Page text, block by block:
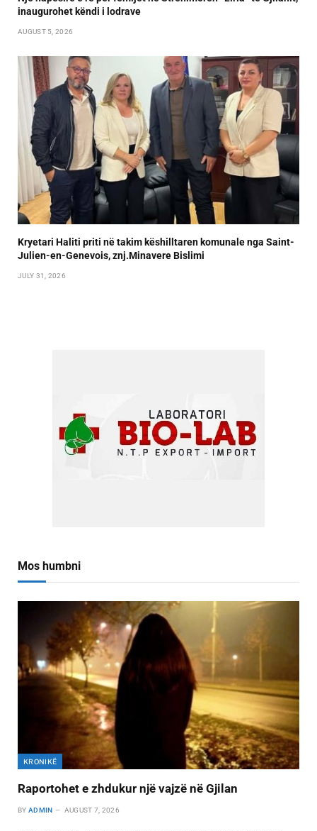
inaugurohet këndi i lodrave
AUGUST 5, 2026
Kryetari Haliti priti në takim këshilltaren komunale nga Saint-
Julien-en-Genevois, znj.Minavere Bislimi
JULY 31, 2026
Mos humbni
KRONIKË
Raportohet e zhdukur një vajzë në Gjilan
BY ADMIN AUGUST 7, 2026